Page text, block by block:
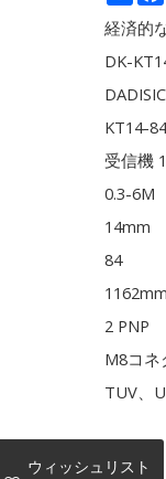
経済的
DK-
KT14-
受信機
0.3-6M
14mm
84
1162mm
2 PNP
M8コネ
TUV、
ウィッシュリスト